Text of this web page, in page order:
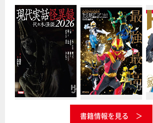
書籍情報を見る